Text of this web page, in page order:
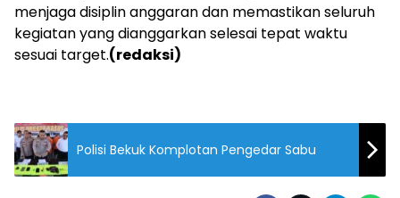
menjaga disiplin anggaran dan memastikan seluruh
kegiatan yang dianggarkan selesai tepat waktu
sesuai target.(redaksi)
Polisi Bekuk Komplotan Pengedar Sabu